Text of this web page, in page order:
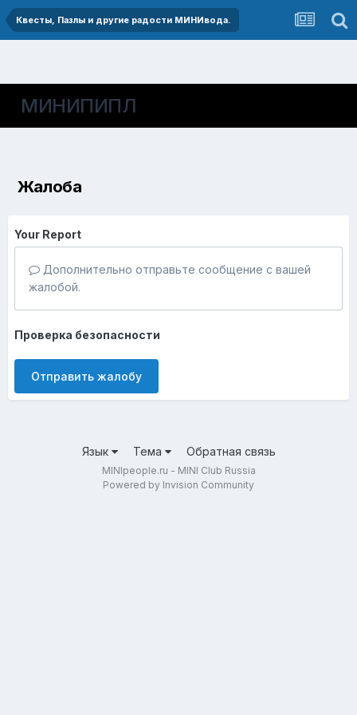
Квесты, Пазлы и другие радости МИНИвода.
МИНИПИПЛ
Жалоба
Your Report
Дополнительно отправьте сообщение с вашей
жалобой.
Проверка безопасности
Отправить жалобу
Язык Тема Обратная связь
MINIpeople.ru - MINI Club Russia
Powered by Invision Community